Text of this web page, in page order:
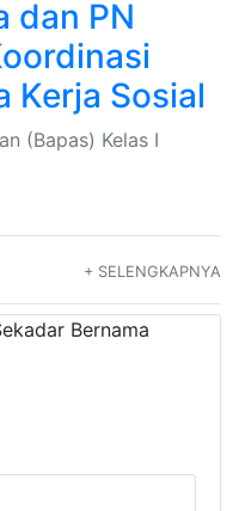
dan PN
Kerja Sosial
(Bapas) Kelas I
+ SELENGKAPNYA